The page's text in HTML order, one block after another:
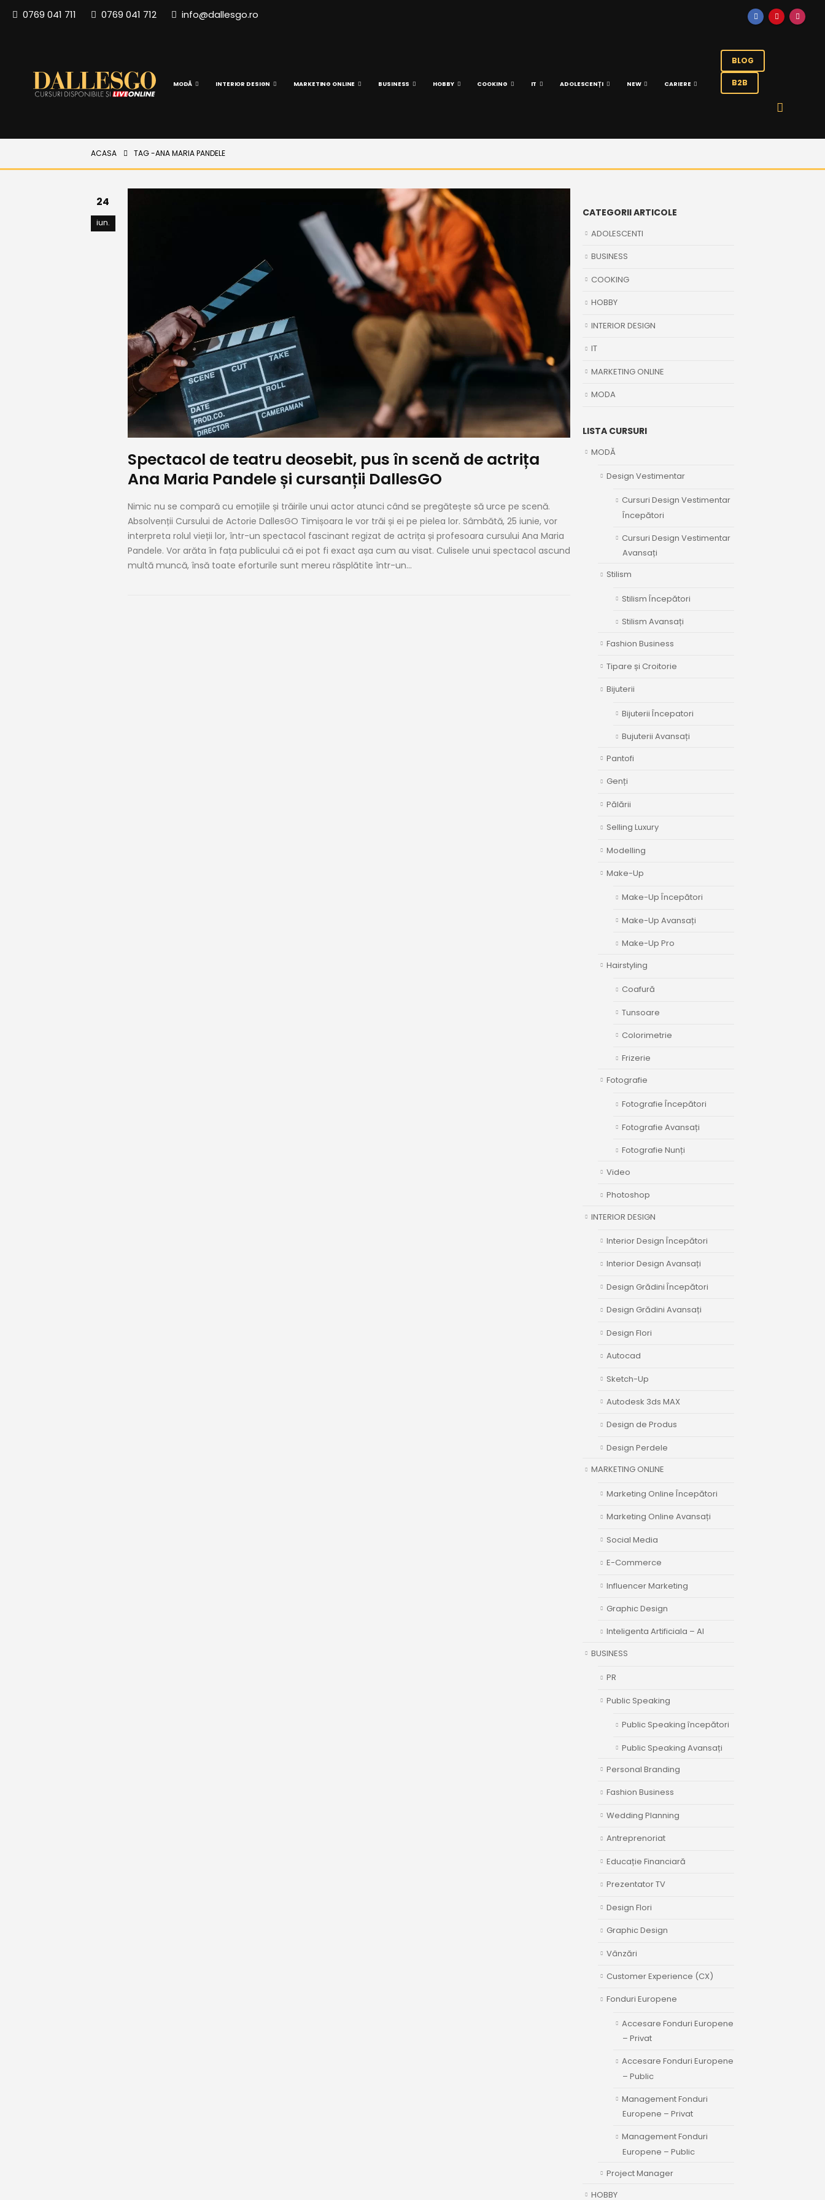
0769 041 711 0769 041 712 info@dallesgo.ro
MODĂ INTERIOR DESIGN MARKETING ONLINE BUSINESS HOBBY COOKING IT ADOLESCENȚI NEW CARIERE
BLOG
B2B
ACASA TAG -ANA MARIA PANDELE
24
iun.
Spectacol de teatru deosebit, pus în scenă de actrița
Ana Maria Pandele și cursanții DallesGO
Nimic nu se compară cu emoțiile și trăirile unui actor atunci când se pregătește să urce pe scenă.
Absolvenții Cursului de Actorie DallesGO Timișoara le vor trăi și ei pe pielea lor. Sâmbătă, 25 iunie, vor
interpreta rolul vieții lor, într-un spectacol fascinant regizat de actrița și profesoara cursului Ana Maria
Pandele. Vor arăta în fața publicului că ei pot fi exact așa cum au visat. Culisele unui spectacol ascund
multă muncă, însă toate eforturile sunt mereu răsplătite într-un...
CATEGORII ARTICOLE
ADOLESCENTI
BUSINESS
COOKING
HOBBY
INTERIOR DESIGN
IT
MARKETING ONLINE
MODA
LISTA CURSURI
MODĂ
Design Vestimentar
Cursuri Design Vestimentar
Începători
Cursuri Design Vestimentar
Avansați
Stilism
Stilism Începători
Stilism Avansați
Fashion Business
Tipare și Croitorie
Bijuterii
Bijuterii Începatori
Bujuterii Avansați
Pantofi
Genți
Pălării
Selling Luxury
Modelling
Make-Up
Make-Up Începători
Make-Up Avansați
Make-Up Pro
Hairstyling
Coafură
Tunsoare
Colorimetrie
Frizerie
Fotografie
Fotografie Începători
Fotografie Avansați
Fotografie Nunți
Video
Photoshop
INTERIOR DESIGN
Interior Design Începători
Interior Design Avansați
Design Grădini Începători
Design Grădini Avansați
Design Flori
Autocad
Sketch-Up
Autodesk 3ds MAX
Design de Produs
Design Perdele
MARKETING ONLINE
Marketing Online Începători
Marketing Online Avansați
Social Media
E-Commerce
Influencer Marketing
Graphic Design
Inteligenta Artificiala – AI
BUSINESS
PR
Public Speaking
Public Speaking începători
Public Speaking Avansați
Personal Branding
Fashion Business
Wedding Planning
Antreprenoriat
Educație Financiară
Prezentator TV
Design Flori
Graphic Design
Vânzări
Customer Experience (CX)
Fonduri Europene
Accesare Fonduri Europene
– Privat
Accesare Fonduri Europene
– Public
Management Fonduri
Europene – Privat
Management Fonduri
Europene – Public
Project Manager
HOBBY